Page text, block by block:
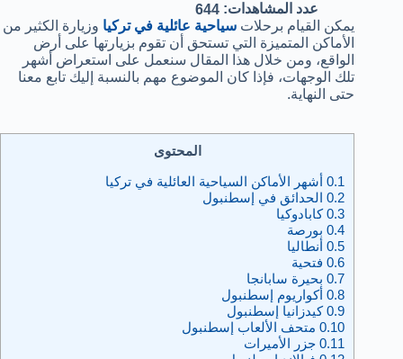
عدد المشاهدات: 644
يمكن القيام برحلات سياحية عائلية في تركيا وزيارة الكثير من
الأماكن المتميزة التي تستحق أن تقوم بزيارتها على أرض
الواقع، ومن خلال هذا المقال سنعمل على استعراض أشهر
تلك الوجهات، فإذا كان الموضوع مهم بالنسبة إليك تابع معنا
حتى النهاية.
المحتوى
0.1أشهر الأماكن السياحية العائلية في تركيا
0.2الحدائق في إسطنبول
0.3كابادوكيا
0.4بورصة
0.5أنطاليا
0.6فتحية
0.7بحيرة سابانجا
0.8أكواريوم إسطنبول
0.9كيدزانيا إسطنبول
0.10متحف الألعاب إسطنبول
0.11جزر الأميرات